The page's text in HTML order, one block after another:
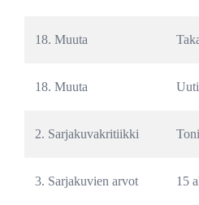
18. Muuta
18. Muuta
2. Sarjakuvakritiikki
3. Sarjakuvien arvot 15